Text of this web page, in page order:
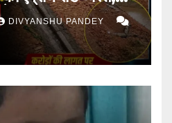
सवाल |
DIVYANSHU PANDEY